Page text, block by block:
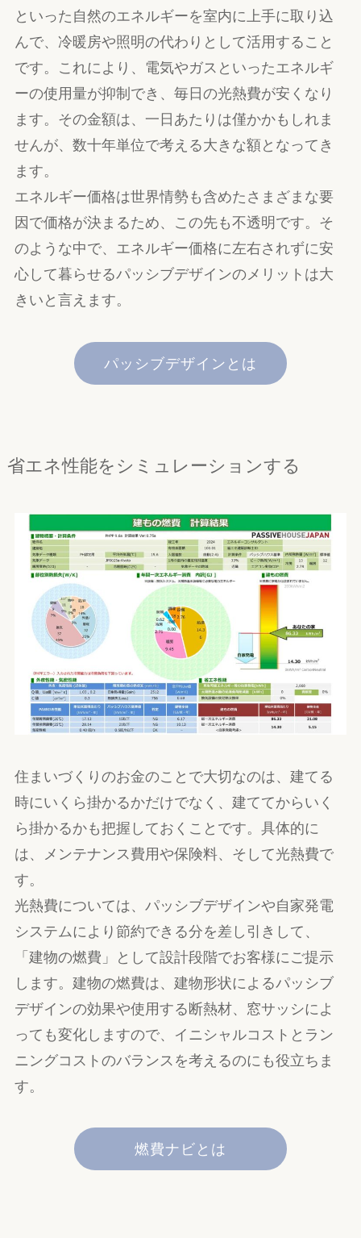
といった自然のエネルギーを室内に上手に取り込
んで、冷暖房や照明の代わりとして活用すること
です。これにより、電気やガスといったエネルギ
ーの使用量が抑制でき、毎日の光熱費が安くなり
ます。その金額は、一日あたりは僅かかもしれま
せんが、数十年単位で考える大きな額となってき
ます。
エネルギー価格は世界情勢も含めたさまざまな要
因で価格が決まるため、この先も不透明です。そ
のような中で、エネルギー価格に左右されずに安
心して暮らせるパッシブデザインのメリットは大
きいと言えます。
パッシブデザインとは
省エネ性能をシミュレーションする
住まいづくりのお金のことで大切なのは、建てる
時にいくら掛かるかだけでなく、建ててからいく
ら掛かるかも把握しておくことです。具体的に
は、メンテナンス費用や保険料、そして光熱費で
す。
光熱費については、パッシブデザインや自家発電
システムにより節約できる分を差し引きして、
「建物の燃費」として設計段階でお客様にご提示
します。建物の燃費は、建物形状によるパッシブ
デザインの効果や使用する断熱材、窓サッシによ
っても変化しますので、イニシャルコストとラン
ニングコストのバランスを考えるのにも役立ちま
す。
燃費ナビとは